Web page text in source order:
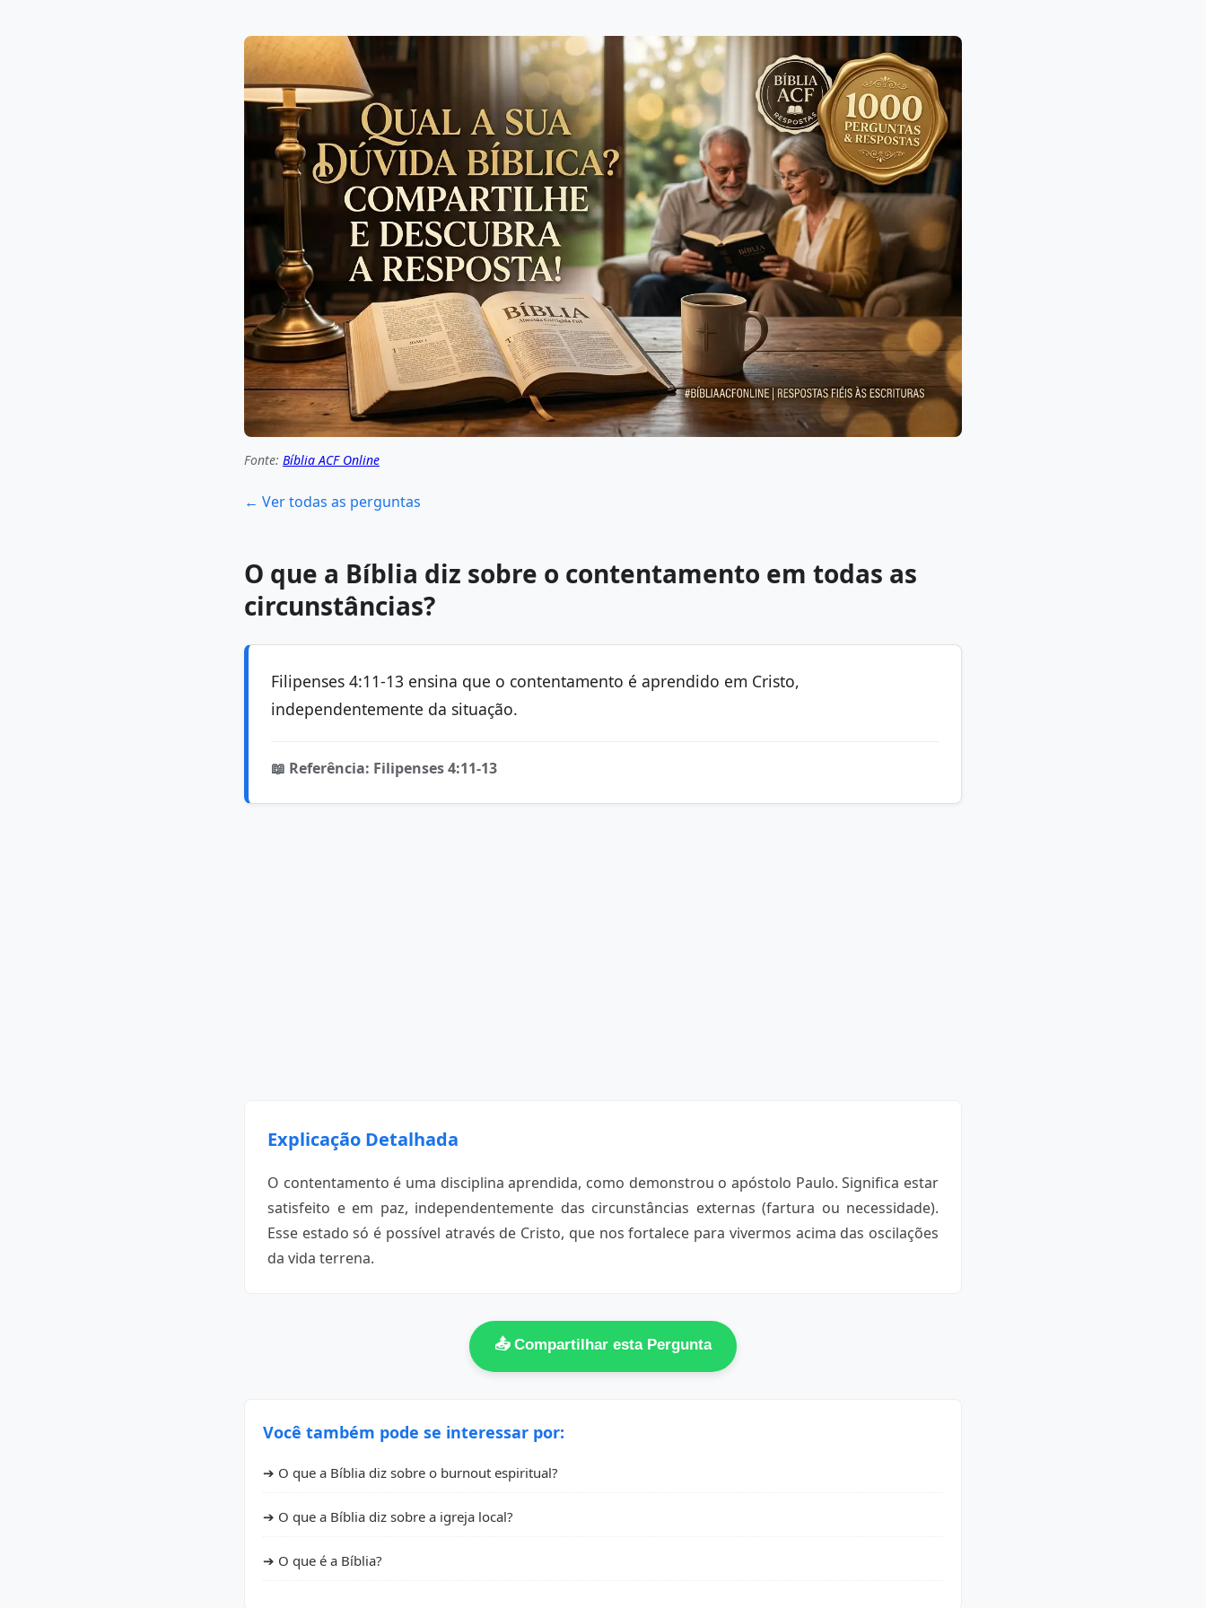
Fonte: Bíblia ACF Online
← Ver todas as perguntas
O que a Bíblia diz sobre o contentamento em todas as
circunstâncias?
Filipenses 4:11-13 ensina que o contentamento é aprendido em Cristo,
independentemente da situação.
📖 Referência: Filipenses 4:11-13
Explicação Detalhada
O contentamento é uma disciplina aprendida, como demonstrou o apóstolo Paulo. Significa estar
satisfeito e em paz, independentemente das circunstâncias externas (fartura ou necessidade).
Esse estado só é possível através de Cristo, que nos fortalece para vivermos acima das oscilações
da vida terrena.
📤 Compartilhar esta Pergunta
Você também pode se interessar por:
➔ O que a Bíblia diz sobre o burnout espiritual?
➔ O que a Bíblia diz sobre a igreja local?
➔ O que é a Bíblia?